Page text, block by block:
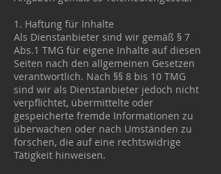
1. Haftung für Inhalte
Als Dienstanbieter sind wir gemäß § 7
Abs.1 TMG für eigene Inhalte auf diesen
Seiten nach den allgemeinen Gesetzen
verantwortlich. Nach §§ 8 bis 10 TMG
sind wir als Dienstanbieter jedoch nicht
verpflichtet, übermittelte oder
gespeicherte fremde Informationen zu
überwachen oder nach Umständen zu
forschen, die auf eine rechtswidrige
Tätigkeit hinweisen.